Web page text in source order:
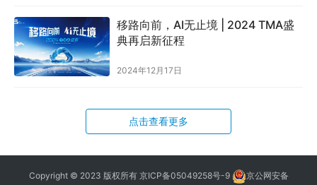
移路向前，AI无止境 | 2024 TMA盛
典再启新征程
2024年12月17日
点击查看更多
Copyright © 2023 版权所有 京ICP备05049258号-9
京公网安备